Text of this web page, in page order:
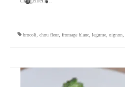
brocoli chou fleur, fromage blanc legume oignon